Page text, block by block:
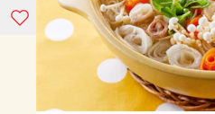
コンテンツ
レシピ
ピーマン
みょうが